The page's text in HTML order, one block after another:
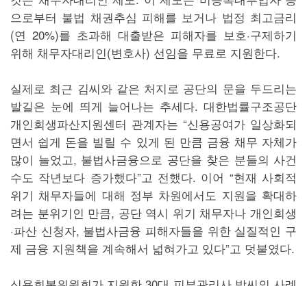
으로부터 불법 채권추심 피해를 보거나 법정 최고금리
(연 20%)를 초과해 대출받은 피해자를 보호·구제하기
위해 채무자대리인(변호사) 선임을 무료로 지원한다.
실제로 최근 김씨와 같은 처지로 공단의 문을 두드리는
발길은 눈에 띄게 늘어나는 추세다. 대한법률구조공단
개인회생파산지원센터 관계자는 “신용공여가 일상화되
면서 쉽게 돈을 빌릴 수 있게 된 만큼 금융 채무 자체가
많이 늘었고, 불법사금융으로 공단을 찾은 분들의 사건
수도 작년보다 증가했다”고 전했다. 이어 “현재 사회적
위기 채무자들에 대해 정부 차원에서도 지원을 확대하
려는 분위기인 만큼, 공단 역시 위기 채무자나 개인회생
·파산 신청자, 불법사금융 피해자들을 위한 실질적인 구
제 금융 지원책을 계속해서 넓혀가고 있다”고 덧붙였다.